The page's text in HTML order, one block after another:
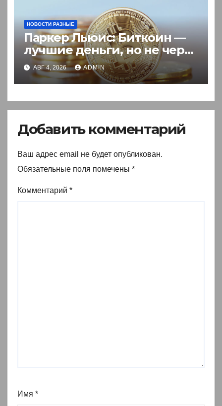
НОВОСТИ РАЗНЫЕ
Паркер Льюис: Биткоин —
лучшие деньги, но не через
акции
АВГ 4, 2026 ADMIN
Добавить комментарий
Ваш адрес email не будет опубликован.
Обязательные поля помечены *
Комментарий *
Имя *